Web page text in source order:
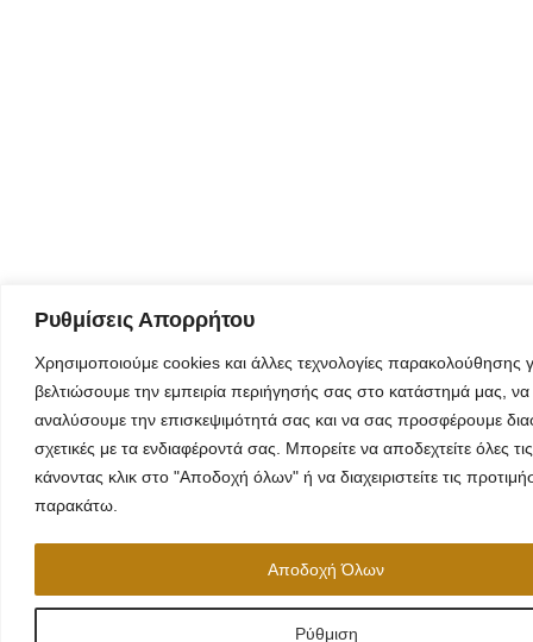
Ρυθμίσεις Απορρήτου
Χρησιμοποιούμε cookies και άλλες τεχνολογίες παρακολούθησης
βελτιώσουμε την εμπειρία περιήγησής σας στο κατάστημά μας, να
αναλύσουμε την επισκεψιμότητά σας και να σας προσφέρουμε
σχετικές με τα ενδιαφέροντά σας. Μπορείτε να αποδεχτείτε όλες
κάνοντας κλικ στο "Αποδοχή όλων" ή να διαχειριστείτε τις
παρακάτω.
Ρύθμιση
Αποδοχή Όλων